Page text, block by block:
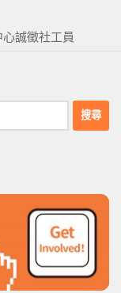
心誠徵社工員